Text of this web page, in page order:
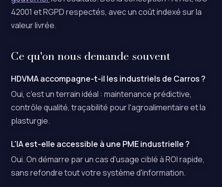
42001 et RGPD respectés, avec un coût indexé sur la
valeur livrée.
Ce qu'on nous demande souvent
HDVMA accompagne-t-il les industriels de Carros ?
Oui, c'est un terrain idéal : maintenance prédictive,
contrôle qualité, traçabilité pour l'agroalimentaire et la
plasturgie.
L'IA est-elle accessible à une PME industrielle ?
Oui. On démarre par un cas d'usage ciblé à ROI rapide,
sans refondre tout votre système d'information.